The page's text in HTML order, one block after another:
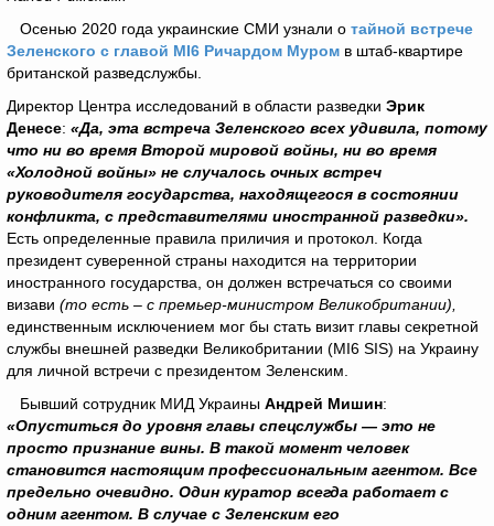
Осенью 2020 года украинские СМИ узнали о тайной встрече
Зеленского с главой MI6 Ричардом Муром в штаб-квартире
британской разведслужбы.
Директор Центра исследований в области разведки Эрик
Денесе: «Да, эта встреча Зеленского всех удивила, потому
что ни во время Второй мировой войны, ни во время
«Холодной войны» не случалось очных встреч
руководителя государства, находящегося в состоянии
конфликта, с представителями иностранной разведки».
Есть определенные правила приличия и протокол. Когда
президент суверенной страны находится на территории
иностранного государства, он должен встречаться со своими
визави (то есть – с премьер-министром Великобритании),
единственным исключением мог бы стать визит главы секретной
службы внешней разведки Великобритании (MI6 SIS) на Украину
для личной встречи с президентом Зеленским.
Бывший сотрудник МИД Украины Андрей Мишин:
«Опуститься до уровня главы спецслужбы — это не
просто признание вины. В такой момент человек
становится настоящим профессиональным агентом. Все
предельно очевидно. Один куратор всегда работает с
одним агентом. В случае с Зеленским его